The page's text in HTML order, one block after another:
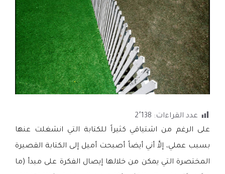
عدد القراءات: 2٬138
على الرغم من اشتياقي كثيراً للكتابة التي انشغلت عنها
بسبب عملي، إلاَّ أني أيضاً أصبحت أميل إلى الكتابة القصيرة
المختصرة التي يمكن من خلالها إيصال الفكرة على مبدأ (ما